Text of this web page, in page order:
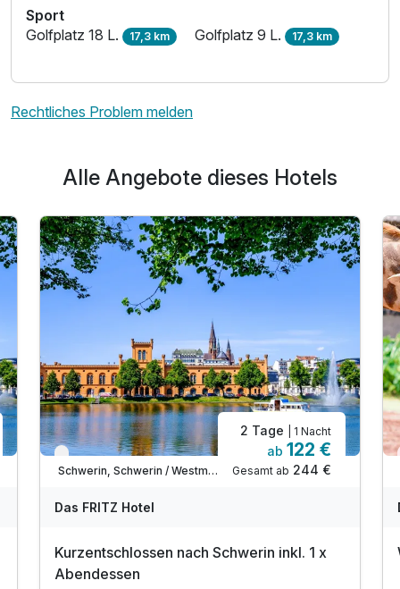
Sport
Golfplatz 18 L. 17,3 km Golfplatz 9 L. 17,3 km
Rechtliches Problem melden
Alle Angebote dieses Hotels
Verfügbar bis Dezember
Schwerin, Schwerin / Westmecklenburg
2 Tage | 1 Nacht
ab 122 €
Gesamt ab 244 €
Das FRITZ Hotel
Kurzentschlossen nach Schwerin inkl. 1 x
Abendessen